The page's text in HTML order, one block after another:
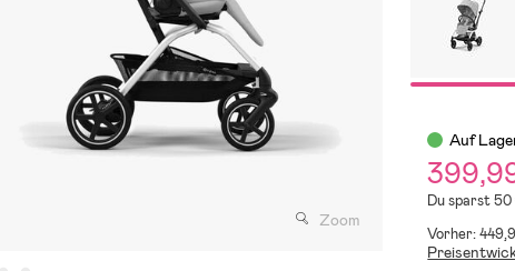
Zoom
Auf
Du sparst 50
Vorher: